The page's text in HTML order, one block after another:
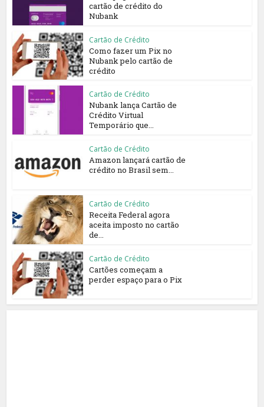
cartão de crédito do
Nubank
Cartão de Crédito
Como fazer um Pix no
Nubank pelo cartão de
crédito
Cartão de Crédito
Nubank lança Cartão de
Crédito Virtual
Temporário que...
Cartão de Crédito
Amazon lançará cartão de
crédito no Brasil sem...
Cartão de Crédito
Receita Federal agora
aceita imposto no cartão
de...
Cartão de Crédito
Cartões começam a
perder espaço para o Pix